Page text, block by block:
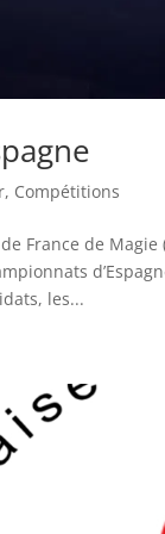
, Compétitions
de France de
les...